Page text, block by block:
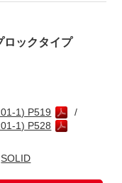
ロックタイプ
1) P519
1) P528
SOLID